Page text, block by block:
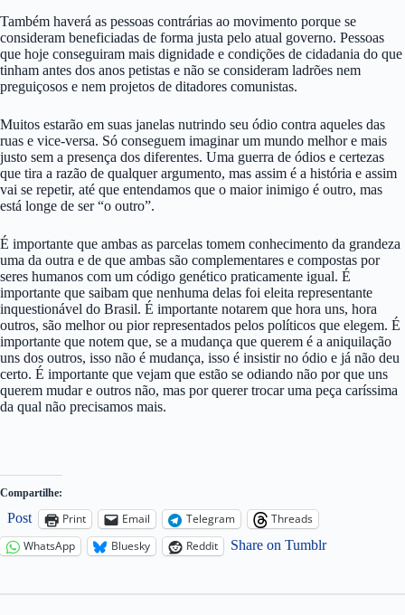
Também haverá as pessoas contrárias ao movimento porque se
consideram beneficiadas de forma justa pelo atual governo. Pessoas
que hoje conseguiram mais dignidade e condições de cidadania do que
tinham antes dos anos petistas e não se consideram ladrões nem
preguiçosos e nem projetos de ditadores comunistas.
Muitos estarão em suas janelas nutrindo seu ódio contra aqueles das
ruas e vice-versa. Só conseguem imaginar um mundo melhor e mais
justo sem a presença dos diferentes. Uma guerra de ódios e certezas
que tira a razão de qualquer argumento, mas assim é a história e assim
vai se repetir, até que entendamos que o maior inimigo é outro, mas
está longe de ser “o outro”.
É importante que ambas as parcelas tomem conhecimento da grandeza
uma da outra e de que ambas são complementares e compostas por
seres humanos com um código genético praticamente igual. É
importante que saibam que nenhuma delas foi eleita representante
inquestionável do Brasil. É importante notarem que hora uns, hora
outros, são melhor ou pior representados pelos políticos que elegem. É
importante que notem que, se a mudança que querem é a aniquilação
uns dos outros, isso não é mudança, isso é insistir no ódio e já não deu
certo. É importante que vejam que estão se odiando não por que uns
querem mudar e outros não, mas por querer trocar uma peça caríssima
da qual não precisamos mais.
Compartilhe:
Post Print Email Telegram
Threads
WhatsApp
Bluesky Reddit Share on Tumblr